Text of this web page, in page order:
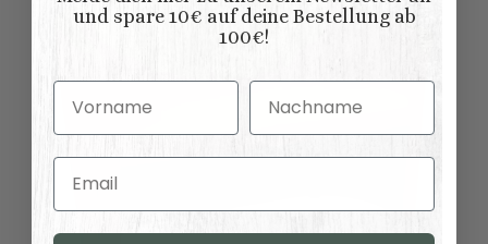
und spare 10€ auf deine Bestellung ab
100€!
Vorname Nachname
Email